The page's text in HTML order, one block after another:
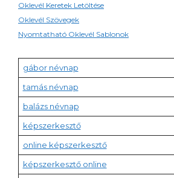
Oklevél Keretek Letöltése
Oklevél Szövegek
Nyomtatható Oklevél Sablonok
gábor névnap
tamás névnap
balázs névnap
képszerkesztő
online képszerkesztő
képszerkesztő online